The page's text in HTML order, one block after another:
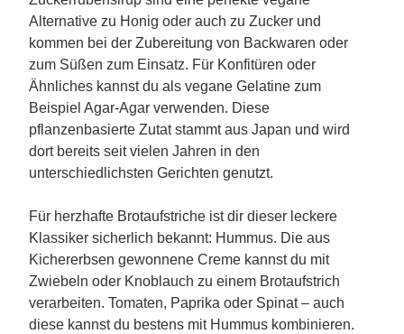
Alternative zu Honig oder auch zu Zucker und
kommen bei der Zubereitung von Backwaren oder
zum Süßen zum Einsatz. Für Konfitüren oder
Ähnliches kannst du als vegane Gelatine zum
Beispiel Agar-Agar verwenden. Diese
pflanzenbasierte Zutat stammt aus Japan und wird
dort bereits seit vielen Jahren in den
unterschiedlichsten Gerichten genutzt.
Für herzhafte Brotaufstriche ist dir dieser leckere
Klassiker sicherlich bekannt: Hummus. Die aus
Kichererbsen gewonnene Creme kannst du mit
Zwiebeln oder Knoblauch zu einem Brotaufstrich
verarbeiten. Tomaten, Paprika oder Spinat – auch
diese kannst du bestens mit Hummus kombinieren.